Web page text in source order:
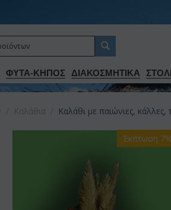
ΦΥΤΑ-ΚΗΠΟΣ ΔΙΑΚΟΣΜΗΤΙΚA
Καλάθι με παιώνιες,
Έκπτωση 7%